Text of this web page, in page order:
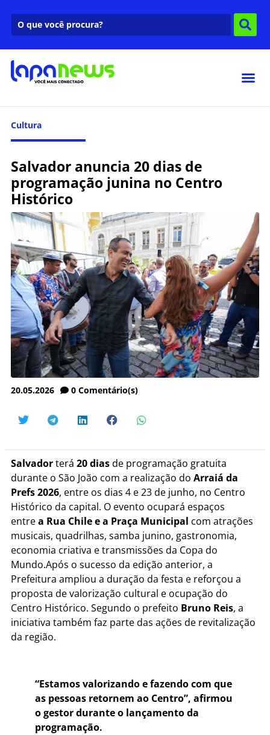
Cultura
Salvador anuncia 20 dias de
programação junina no Centro
Histórico
20.05.2026 0 Comentário(s)
Salvadorterá 20 diasde programação gratuita
durante o São João com a realização do Arraiá da
Prefs 2026, entre os dias 4 e 23 de junho, no Centro
Histórico da capital. O evento ocupará espaços
entrea Rua Chile e a Praça Municipal com atrações
musicais, quadrilhas, samba junino, gastronomia,
economia criativa e transmissões da Copa do
Mundo.Após o sucesso da edição anterior, a
Prefeitura ampliou a duração da festa e reforçou a
proposta de valorização cultural e ocupação do
Centro Histórico. Segundo o prefeito Bruno Reis, a
iniciativa também faz parte das ações de revitalização
da região.
“Estamos valorizando e fazendo com que
as pessoas retornem ao Centro”, afirmou
o gestor durante o lançamento da
programação.